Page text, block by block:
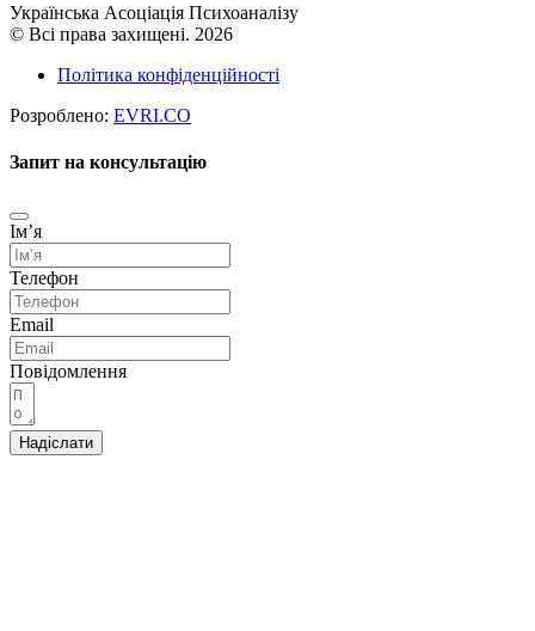
Українська Асоціація Психоаналізу
© Всі права захищені. 2026
Політика конфіденційності
Розроблено: EVRI.CO
Запит на консультацію
Імʼя
Телефон
Email
Повідомлення
Надіслати